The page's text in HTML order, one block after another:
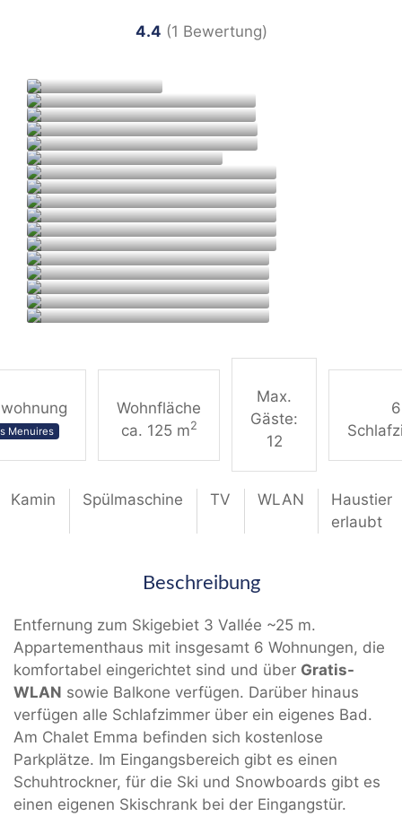
4.4 (1 Bewertung)
Menuires
Wohnfläche
ca. 125 m2
Max.
Gäste:
12
6
Kamin Spülmaschine TV WLAN
Haustier
erlaubt
Beschreibung
Entfernung zum Skigebiet 3 Vallée ~25 m.
Appartementhaus mit insgesamt 6 Wohnungen, die
komfortabel eingerichtet sind und über Gratis-
WLAN sowie Balkone verfügen. Darüber hinaus
verfügen alle Schlafzimmer über ein eigenes Bad.
Am Chalet Emma befinden sich kostenlose
Parkplätze. Im Eingangsbereich gibt es einen
Schuhtrockner, für die Ski und Snowboards gibt es
einen eigenen Skischrank bei der Eingangstür.